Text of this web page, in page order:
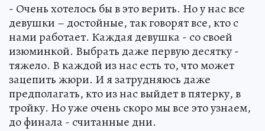
- Очень хотелось бы в это верить. Но у нас все
девушки – достойные, так говорят все, кто с
нами работает. Каждая девушка - со своей
изюминкой. Выбрать даже первую десятку -
тяжело. В каждой из нас есть то, что может
зацепить жюри. И я затрудняюсь даже
предполагать, кто из нас выйдет в пятерку, в
тройку. Но уже очень скоро мы все это узнаем,
до финала - считанные дни.